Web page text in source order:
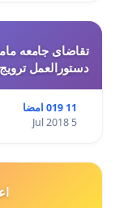
تقاضای جامعه
دستورالعمل
11 019 امضا
5 Jul 2018